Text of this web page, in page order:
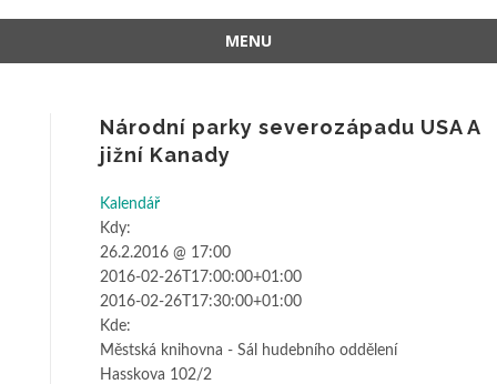
MENU
Národní parky severozápadu USA A
jižní Kanady
Kalendář
Na této stránce nelze Mapy Google
Kdy:
26.2.2016 @ 17:00
2016-02-26T17:00:00+01:00
2016-02-26T17:30:00+01:00
Kde:
Městská knihovna - Sál hudebního oddělení
Hasskova 102/2